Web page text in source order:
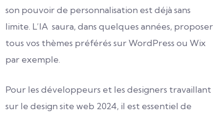
son pouvoir de personnalisation est déjà sans
limite. L’IA saura, dans quelques années, proposer
tous vos thèmes préférés sur WordPress ou Wix
par exemple.
Pour les développeurs et les designers travaillant
sur le design site web 2024, il est essentiel de